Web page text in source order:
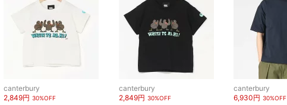
canterbury
2,849円 30%OFF
canterbury
2,849円 30%OFF
canterbury
6,930円 30%OFF